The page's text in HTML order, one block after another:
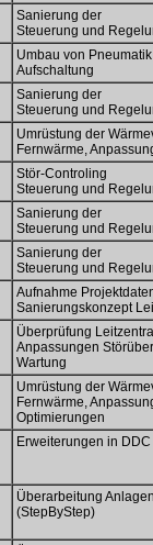
Sanierung der
Steuerung und
Umbau von
Aufschaltung
Sanierung der
Steuerung und
Umrüstung der
Fernwärme,
Stör-Controling
Steuerung und
Sanierung der
Steuerung und
Sanierung der
Steuerung und
Aufnahme
Sanierungskonzept
Überprüfung
Anpassungen
Wartung
Umrüstung der
Fernwärme,
Optimierungen
Erweiterungen in
Überarbeitung
(StepByStep)